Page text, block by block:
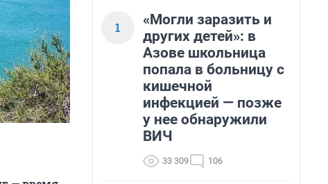
1
«Могли заразить и
других детей»: в
Азове школьница
попала в больницу с
кишечной
инфекцией — позже
у нее обнаружили
ВИЧ
33 309 106